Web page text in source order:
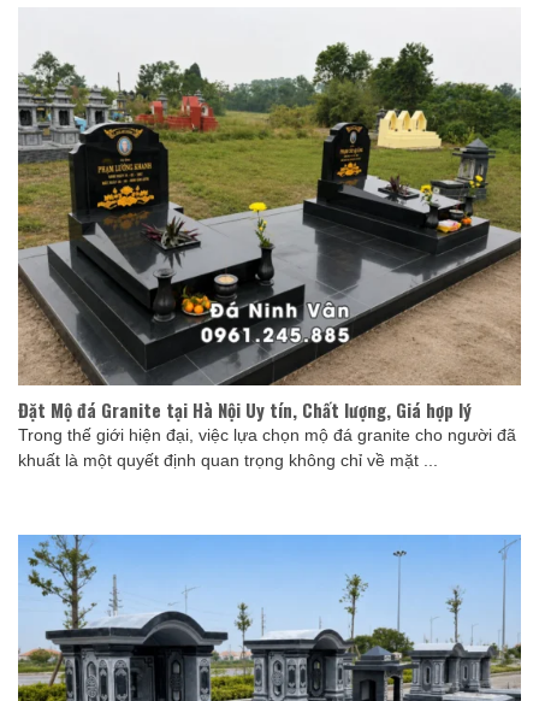
Đặt Mộ đá Granite tại Hà Nội Uy tín, Chất lượng, Giá hợp lý
Trong thế giới hiện đại, việc lựa chọn mộ đá granite cho người đã
khuất là một quyết định quan trọng không chỉ về mặt ...